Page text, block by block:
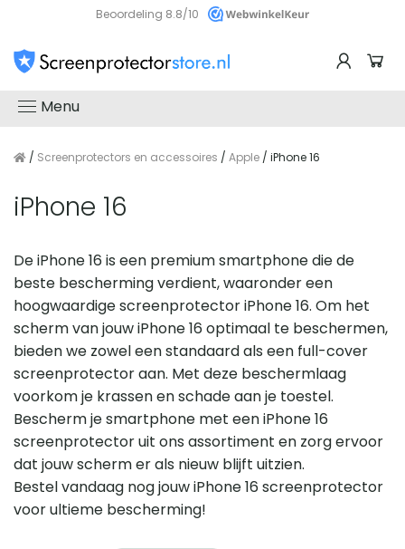
Beoordeling 8.8/10
Menu
/ Screenprotectors en accessoires / Apple / iPhone 16
iPhone 16
De iPhone 16 is een premium smartphone die de
beste bescherming verdient, waaronder een
hoogwaardige screenprotector iPhone 16. Om het
scherm van jouw iPhone 16 optimaal te beschermen,
bieden we zowel een standaard als een full-cover
screenprotector aan. Met deze beschermlaag
voorkom je krassen en schade aan je toestel.
Bescherm je smartphone met een iPhone 16
screenprotector uit ons assortiment en zorg ervoor
dat jouw scherm er als nieuw blijft uitzien.
Bestel vandaag nog jouw iPhone 16 screenprotector
voor ultieme bescherming!